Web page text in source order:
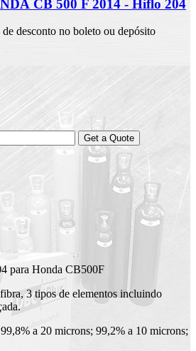
CB 500 F 2014 - Hiflo 204
desconto no boleto ou depósito
Get a Quote
para Honda CB500F
3 tipos de elementos incluindo
a 20 microns; 99,2% a 10 microns;